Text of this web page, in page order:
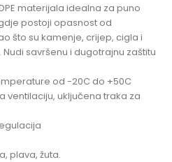
materijala idealna za puno
postoji opasnost od
što su kamenje, crijep, cigla i
savršenu i dugotrajnu zaštitu
od -20C do +50C
ventilaciju, uključena traka za
plava, žuta.